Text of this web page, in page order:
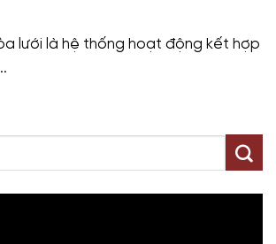
lưới là hệ thống hoạt động kết hợp